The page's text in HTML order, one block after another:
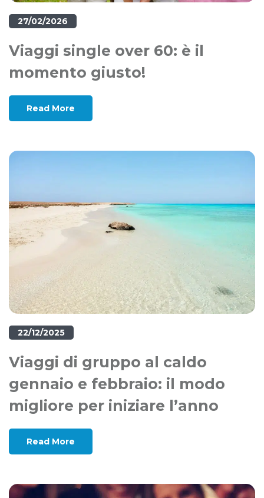
27/02/2026
Viaggi single over 60: è il
momento giusto!
Read More
22/12/2025
Viaggi di gruppo al caldo
gennaio e febbraio: il modo
migliore per iniziare l’anno
Read More